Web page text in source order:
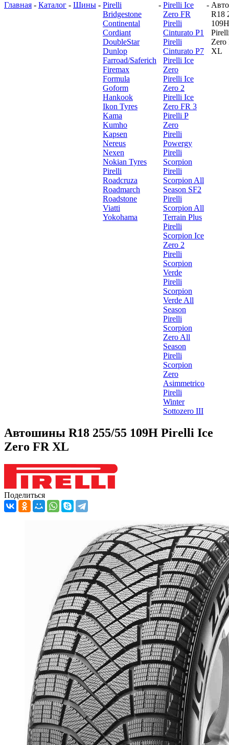
Главная - Каталог - Шины - Pirelli
Bridgestone
Continental
Cordiant
DoubleStar
Dunlop
Farroad/Saferich
Firemax
Formula
Goform
Hankook
Ikon Tyres
Kama
Kumho
Kapsen
Nereus
Nexen
Nokian Tyres
Pirelli
Roadcruza
Roadmarch
Roadstone
Viatti
Yokohama
- Pirelli Ice
Zero FR
Pirelli
Cinturato P1
Pirelli
Cinturato P7
Pirelli Ice
Zero
Pirelli Ice
Zero 2
Pirelli Ice
Zero FR 3
Pirelli P
Zero
Pirelli
Powergy
Pirelli
Scorpion
Pirelli
Scorpion All
Season SF2
Pirelli
Scorpion All
Terrain Plus
Pirelli
Scorpion Ice
Zero 2
Pirelli
Scorpion
Verde
Pirelli
Scorpion
Verde All
Season
Pirelli
Scorpion
Zero All
Season
Pirelli
Scorpion
Zero
Asimmetrico
Pirelli
Winter
Sottozero III
-
R18
109H
Zero
XL
Автошины R18 255/55 109H Pirelli Ice
Zero FR XL
Поделиться